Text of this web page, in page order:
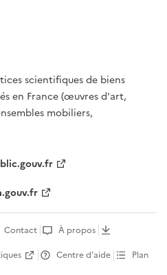
scientifiques de biens
en France (œuvres d'art,
mobiliers,
Contact
À propos
Centre d’aide
Plan